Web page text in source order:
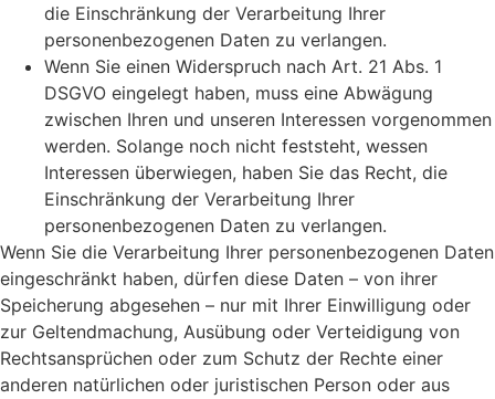
die Einschränkung der Verarbeitung Ihrer
personenbezogenen Daten zu verlangen.
Wenn Sie einen Widerspruch nach Art. 21 Abs. 1
DSGVO eingelegt haben, muss eine Abwägung
zwischen Ihren und unseren Interessen vorgenommen
werden. Solange noch nicht feststeht, wessen
Interessen überwiegen, haben Sie das Recht, die
Einschränkung der Verarbeitung Ihrer
personenbezogenen Daten zu verlangen.
Wenn Sie die Verarbeitung Ihrer personenbezogenen Daten
eingeschränkt haben, dürfen diese Daten – von ihrer
Speicherung abgesehen – nur mit Ihrer Einwilligung oder
zur Geltendmachung, Ausübung oder Verteidigung von
Rechtsansprüchen oder zum Schutz der Rechte einer
anderen natürlichen oder juristischen Person oder aus